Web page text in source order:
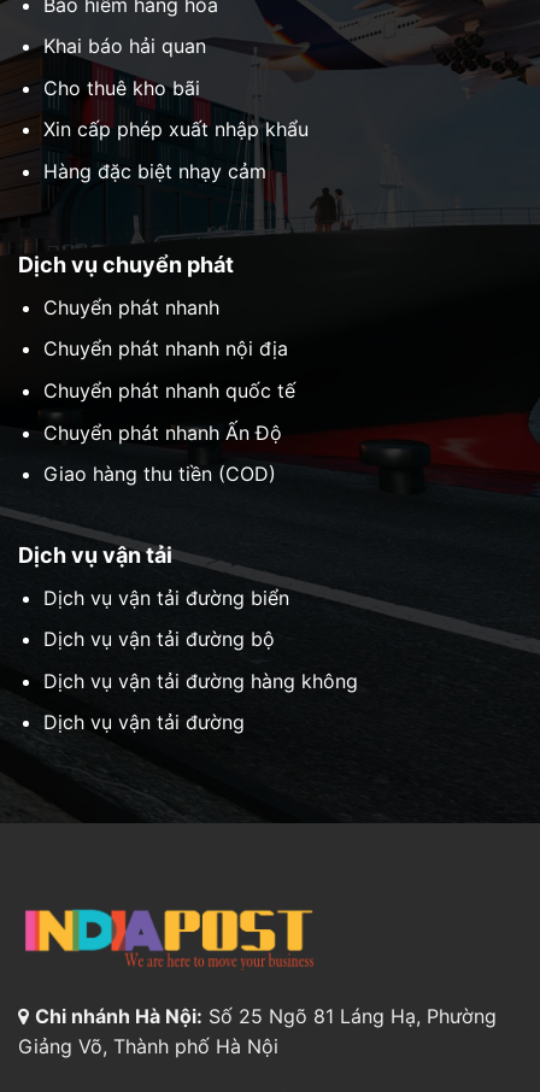
Dịch vụ chuyển phát
Chuyển phát nhanh
Chuyển phát nhanh nội địa
Chuyển phát nhanh quốc tế
Chuyển phát nhanh Ấn Độ
Giao hàng thu tiền (COD)
Dịch vụ vận tải
Dịch vụ vận tải đường biển
Dịch vụ vận tải đường bộ
Dịch vụ vận tải đường hàng không
Dịch vụ vận tải đường
Khai báo hải quan
Cho thuê kho bãi
Xin cấp phép xuất nhập khẩu
Hàng đặc biệt nhạy cảm
Chi nhánh Hà Nội: Số 25 Ngõ 81 Láng Hạ, Phường
Giảng Võ, Thành phố Hà Nội